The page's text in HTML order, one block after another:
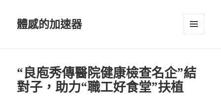
體感的加速器
“良庖秀傳醫院健康檢查名企”結
對子，助力“職工好食堂”扶植